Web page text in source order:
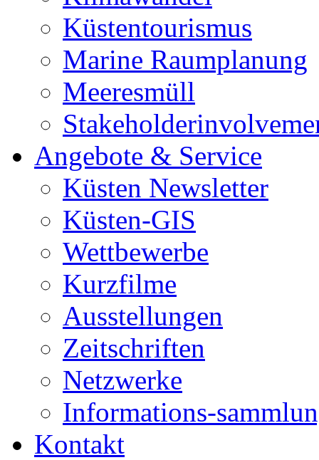
Küstentourismus
Marine Raumplanung
Meeresmüll
Angebote & Service
Küsten Newsletter
Küsten-GIS
Wettbewerbe
Kurzfilme
Ausstellungen
Zeitschriften
Netzwerke
Informations-
Kontakt